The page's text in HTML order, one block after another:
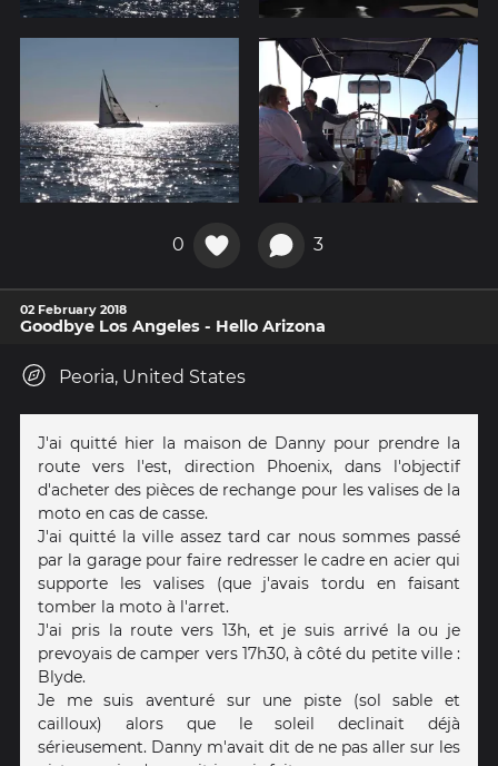
0 3
02 February 2018
Goodbye Los Angeles - Hello Arizona
Peoria, United States
J'ai quitté hier la maison de Danny pour prendre la
route vers l'est, direction Phoenix, dans l'objectif
d'acheter des pièces de rechange pour les valises de la
moto en cas de casse.
J'ai quitté la ville assez tard car nous sommes passé
par la garage pour faire redresser le cadre en acier qui
supporte les valises (que j'avais tordu en faisant
tomber la moto à l'arret.
J'ai pris la route vers 13h, et je suis arrivé la ou je
prevoyais de camper vers 17h30, à côté du petite ville :
Blyde.
Je me suis aventuré sur une piste (sol sable et
cailloux) alors que le soleil declinait déjà
sérieusement. Danny m'avait dit de ne pas aller sur les